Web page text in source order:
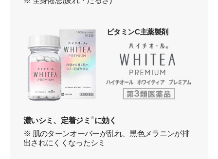
ビタミンC主薬製剤
濃いシミ、定着ジミ ※ に効く
※ 肌のターンオーバーが乱れ、黒色メラニンが排
出されにくくなったシミ